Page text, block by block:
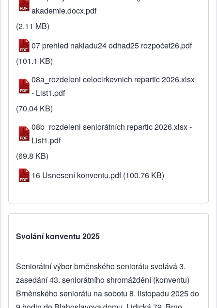
akademie.docx.pdf
(2.11 MB)
07 prehled nakladu24 odhad25 rozpočet26.pdf
(101.1 KB)
08a_rozdeleni celocirkevnich repartic 2026.xlsx
- List1.pdf
(70.04 KB)
08b_rozdeleni seniorátních repartic 2026.xlsx -
List1.pdf
(69.8 KB)
16 Usnesení konventu.pdf (100.76 KB)
Svolání konventu 2025
Seniorátní výbor brněnského seniorátu svolává 3.
zasedání 43. seniorátního shromáždění (konventu)
Brněnského seniorátu na sobotu 8. listopadu 2025 do